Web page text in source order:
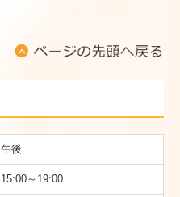
午後
15:00～19:00